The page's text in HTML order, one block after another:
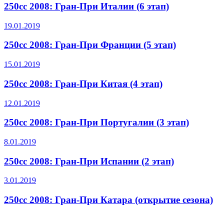
250cc 2008: Гран-При Италии (6 этап)
19.01.2019
250cc 2008: Гран-При Франции (5 этап)
15.01.2019
250cc 2008: Гран-При Китая (4 этап)
12.01.2019
250cc 2008: Гран-При Португалии (3 этап)
8.01.2019
250cc 2008: Гран-При Испании (2 этап)
3.01.2019
250cc 2008: Гран-При Катара (открытие сезона)